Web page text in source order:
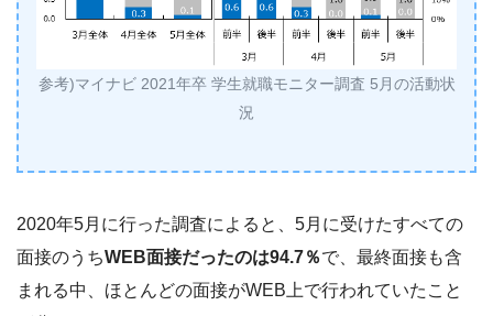
参考)マイナビ 2021年卒 学生就職モニター調査 5月の活動状
況
2020年5月に行った調査によると、5月に受けたすべての
面接のうちWEB面接だったのは94.7％で、最終面接も含
まれる中、ほとんどの面接がWEB上で行われていたこと